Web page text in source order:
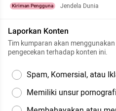
Kiriman Pengguna Jendela Dunia
Laporkan Konten
Tim kumparan akan
pengecekan terhadap konten ini.
Spam, Komersial, atau
Memiliki unsur pornografi